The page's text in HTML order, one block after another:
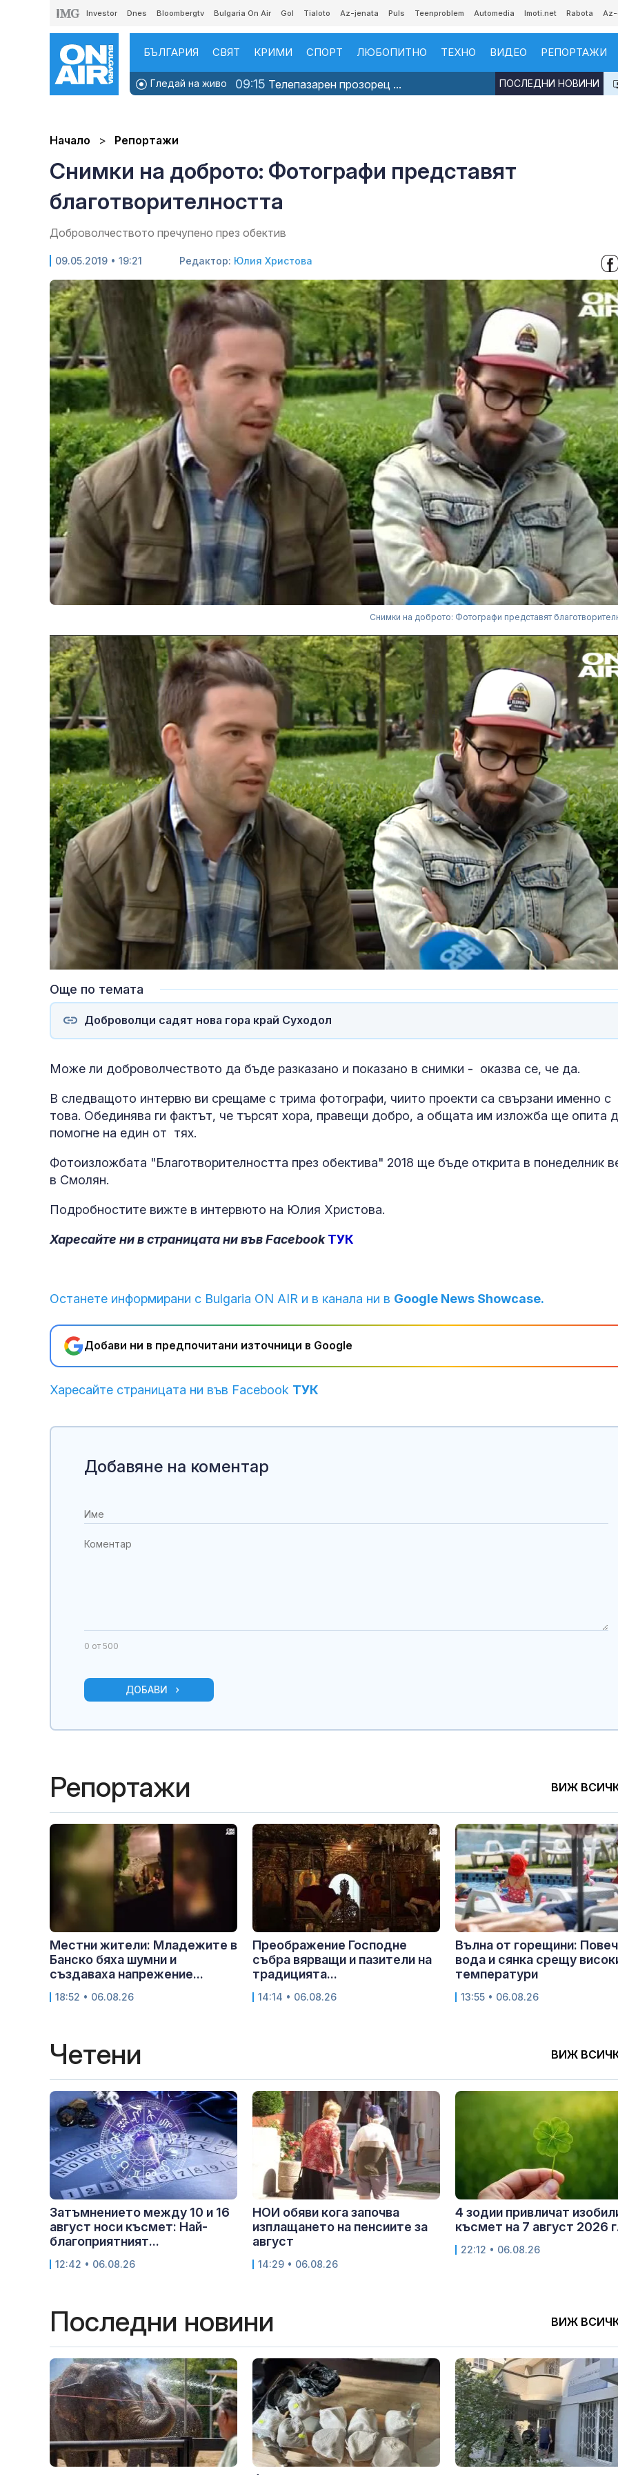
Investor Dnes Bloombergtv Bulgaria On Air Gol Tialoto Az-jenata Puls Teenproblem Automedia Imoti.net Rabota
БЪЛГАРИЯ СВЯТ КРИМИ СПОРТ ЛЮБОПИТНО ТЕХНО ВИДЕО РЕПОРТАЖИ
Гледай на живо 09:15 Телепазарен прозорец ... ПОСЛЕДНИ НОВИНИ
Начало Репортажи
Снимки на доброто: Фотографи представят
благотворителността
Доброволчеството пречупено през обектив
09.05.2019 • 19:21 Редактор: Юлия Христова
Снимки на доброто: Фотографи представят
Още по темата
Доброволци садят нова гора край Суходол
Може ли доброволчеството да бъде разказано и показано в снимки - оказва се, че да.
В следващото интервю ви срещаме с трима фотографи, чиито проекти са свързани именно с
това. Обединява ги фактът, че търсят хора, правещи добро, а общата им изложба ще опита
помогне на един от тях.
Фотоизложбата "Благотворителността през обектива" 2018 ще бъде открита в понеделник
в Смолян.
Подробностите вижте в интервюто на Юлия Христова.
Харесайте ни в страницата ни във FacebookТУК
Останете информирани с Bulgaria ON AIR и в канала ни в Google News Showcase.
Добави ни в предпочитани източници в Google
Харесайте страницата ни във Facebook ТУК
Стефан
Най-важното
имаше
„свобода“ в
стихове
17 нарушения
Турски F-16
навлязоха в
въздушно
пространство
Стотици
мигранти
утре
Добавяне на коментар
0 от 500
ДОБАВИ
Репортажи ВИЖ
Местни жители: Младежите в
Банско бяха шумни и
създаваха напрежение...
18:52 • 06.08.26
Преображение Господне
събра вярващи и пазители на
традицията...
14:14 • 06.08.26
Вълна от горещини:
вода и сянка срещу
температури
13:55 • 06.08.26
Четени ВИЖ
Затъмнението между 10 и 16
август носи късмет: Най-
благоприятният...
12:42 • 06.08.26
НОИ обяви кога започва
изплащането на пенсиите за
август
14:29 • 06.08.26
4 зодии привличат
късмет на 7 август 2026
22:12 • 06.08.26
Последни новини ВИЖ